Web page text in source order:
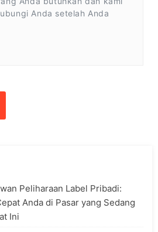
Peliharaan Label Pribadi:
Anda di Pasar yang Sedang
Ini